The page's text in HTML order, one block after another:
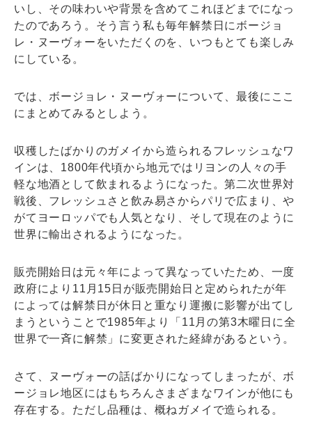
いし、その味わいや背景を含めてこれほどまでになっ
たのであろう。そう言う私も毎年解禁日にボージョ
レ・ヌーヴォーをいただくのを、いつもとても楽しみ
にしている。
では、ボージョレ・ヌーヴォーについて、最後にここ
にまとめてみるとしよう。
収穫したばかりのガメイから造られるフレッシュなワ
インは、1800年代頃から地元ではリヨンの人々の手
軽な地酒として飲まれるようになった。第二次世界対
戦後、フレッシュさと飲み易さからパリで広まり、や
がてヨーロッパでも人気となり、そして現在のように
世界に輸出されるようになった。
販売開始日は元々年によって異なっていたため、一度
政府により11月15日が販売開始日と定められたが年
によっては解禁日が休日と重なり運搬に影響が出てし
まうということで1985年より「11月の第3木曜日に全
世界で一斉に解禁」に変更された経緯があるという。
さて、ヌーヴォーの話ばかりになってしまったが、ボ
ージョレ地区にはもちろんさまざまなワインが他にも
存在する。ただし品種は、概ねガメイで造られる。